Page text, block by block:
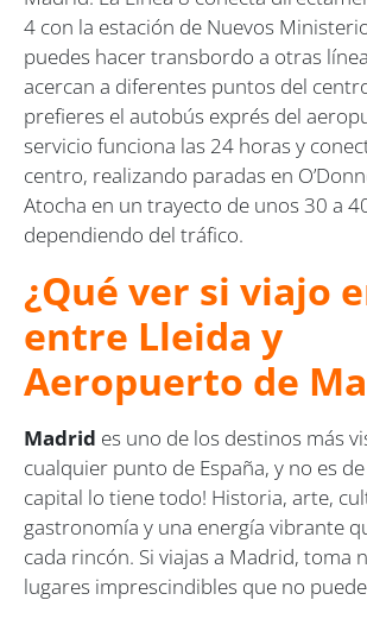
4 con la estación de Nuevos
puedes hacer transbordo a otras
acercan a diferentes puntos del
prefieres el autobús exprés del
servicio funciona las 24 horas y
centro, realizando paradas en
Atocha en un trayecto de unos 30 a
dependiendo del tráfico.
¿Qué ver si viajo
entre Lleida y
Aeropuerto de
Madrid es uno de los destinos más
cualquier punto de España, y no es
capital lo tiene todo! Historia, arte,
gastronomía y una energía vibrante
cada rincón. Si viajas a Madrid, toma
lugares imprescindibles que no